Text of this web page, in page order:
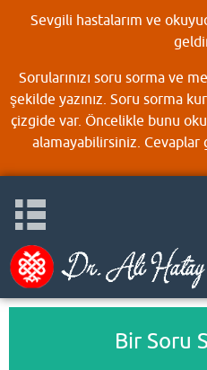
Sevgili hastalarım ve
Sorularınızı soru sorma ve
şekilde yazınız. Soru sorma
çizgide var. Öncelikle bunu
alamayabilirsiniz.
Bir Soru